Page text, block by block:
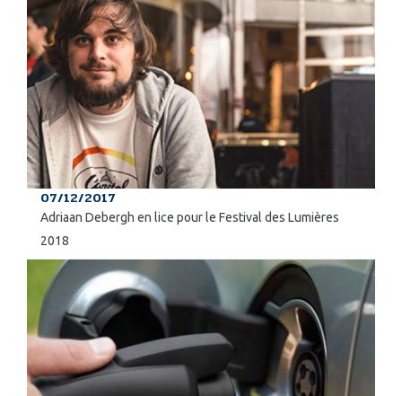
07/12/2017
Adriaan Debergh en lice pour le Festival des Lumières
2018